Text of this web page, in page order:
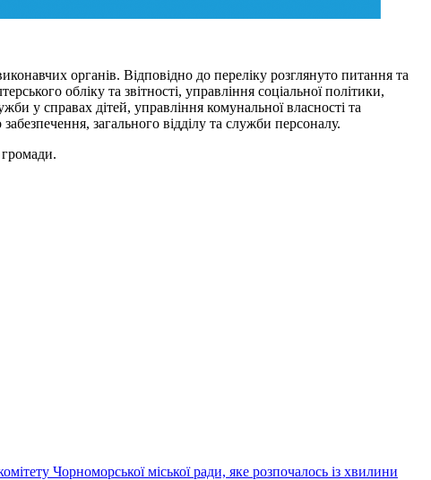
органів. Відповідно до переліку розглянуто питання та
обліку та звітності, управління соціальної політики,
у справах дітей, управління комунальної власності та
загального відділу та служби персоналу.
Чорноморської міської ради, яке розпочалось із хвилини